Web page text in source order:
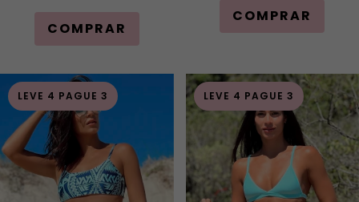
COMPRAR
COMPRAR
LEVE 4 PAGUE 3 LEVE 4 PAGUE 3